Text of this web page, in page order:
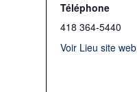
Téléphone
418 364-5440
Voir Lieu site web